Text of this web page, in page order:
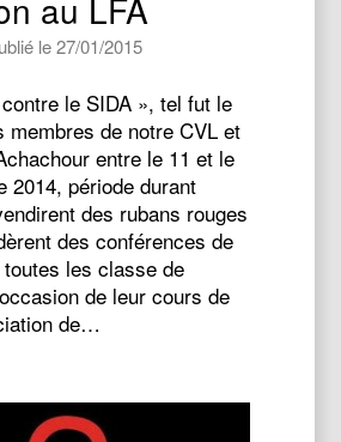
au LFA
le 27/01/2015
le SIDA », tel fut le
membres de notre CVL et
entre le 11 et le
2014, période durant
des rubans rouges
des conférences de
toutes les classe de
de leur cours de
de…